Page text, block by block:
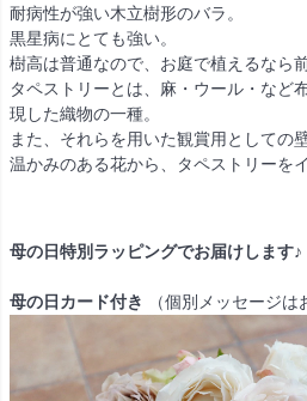
耐病性が強い木立樹形のバラ。
黒星病にとても強い。
樹高は普通なので、お庭で植えるなら
タペストリーとは、麻・ウール・など
現した織物の一種。
また、それらを用いた観賞用としての壁
温かみのある花から、タペストリーを
母の日特別ラッピングでお届けします♪
母の日カード付き （個別メッセージは